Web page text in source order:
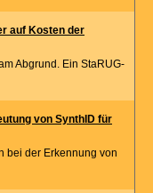
auf Kosten der
Abgrund. Ein StaRUG-
von SynthID für
bei der Erkennung von